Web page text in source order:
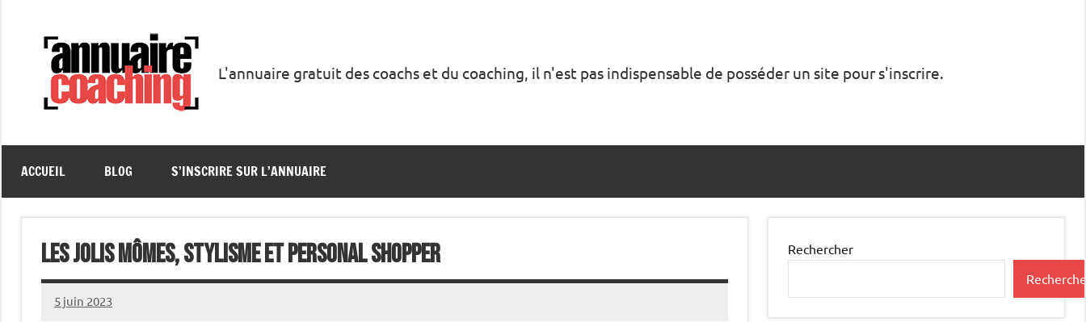
Coaching
L'annuaire gratuit des coachs et du coaching, il n'est pas indispensable de posséder un site pour s'inscrire.
ACCUEIL BLOG S’INSCRIRE SUR L’ANNUAIRE
Les Jolis Mômes, stylisme et personal shopper
5 juin 2023
annuairecoaching
Rechercher